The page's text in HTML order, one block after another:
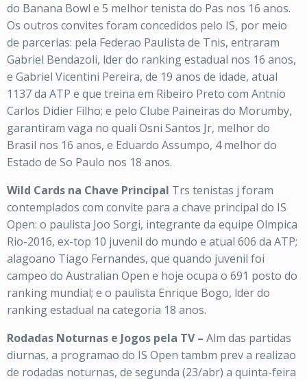
do Banana Bowl e 5 melhor tenista do Pas nos 16 anos.
Os outros convites foram concedidos pelo IS, por meio
de parcerias: pela Federao Paulista de Tnis, entraram
Gabriel Bendazoli, lder do ranking estadual nos 16 anos,
e Gabriel Vicentini Pereira, de 19 anos de idade, atual
1137 da ATP e que treina em Ribeiro Preto com Antnio
Carlos Didier Filho; e pelo Clube Paineiras do Morumby,
garantiram vaga no quali Osni Santos Jr, melhor do
Brasil nos 16 anos, e Eduardo Assumpo, 4 melhor do
Estado de So Paulo nos 18 anos.
Wild Cards na Chave Principal Trs tenistas j foram
contemplados com convite para a chave principal do IS
Open: o paulista Joo Sorgi, integrante da equipe Olmpica
Rio-2016, ex-top 10 juvenil do mundo e atual 606 da ATP;
alagoano Tiago Fernandes, que quando juvenil foi
campeo do Australian Open e hoje ocupa o 691 posto do
ranking mundial; e o paulista Enrique Bogo, lder do
ranking estadual na categoria 18 anos.
Rodadas Noturnas e Jogos pela TV – Alm das partidas
diurnas, a programao do IS Open tambm prev a realizao
de rodadas noturnas, de segunda (23/abr) a quinta-feira